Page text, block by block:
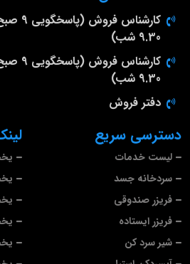
دسترسی سریع
لیست خدمات
سردخانه جسد
فریزر صندوقی
فریزر ایستاده
شیر سرد کن
کارشناس فروش
9.30 شب)
کارشناس فروش
9.30 شب)
دفتر فروش